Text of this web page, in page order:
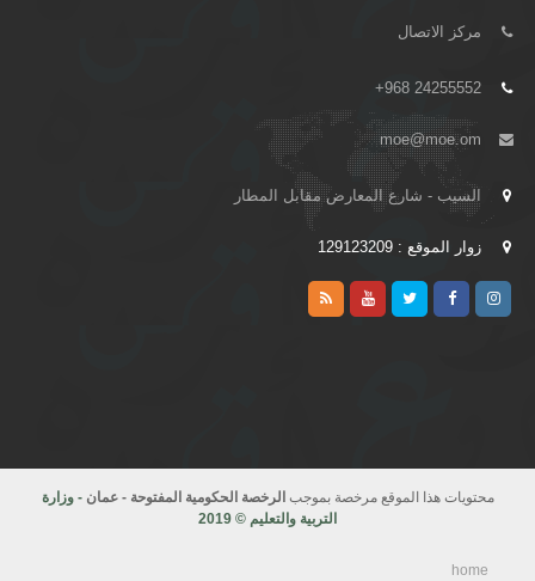
مركز الاتصال
+968 24255552
moe@moe.om
السيب - شارع المعارض مقابل المطار
زوار الموقع : 129123209
محتويات هذا الموقع مرخصة بموجب الرخصة الحكومية المفتوحة - عمان- وزارة
التربية والتعليم © 2019
home